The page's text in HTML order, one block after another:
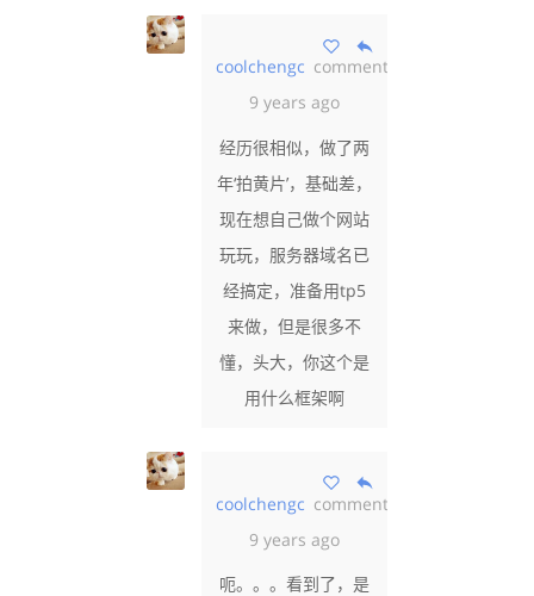
coolchengc commented
9 years ago
经历很相似，做了两
年‘拍黄片’，基础差，
现在想自己做个网站
玩玩，服务器域名已
经搞定，准备用tp5
来做，但是很多不
懂，头大，你这个是
用什么框架啊
coolchengc commented
9 years ago
呃。。。看到了，是